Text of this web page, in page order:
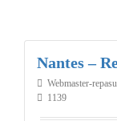
Nantes –
Webmaster-
1139